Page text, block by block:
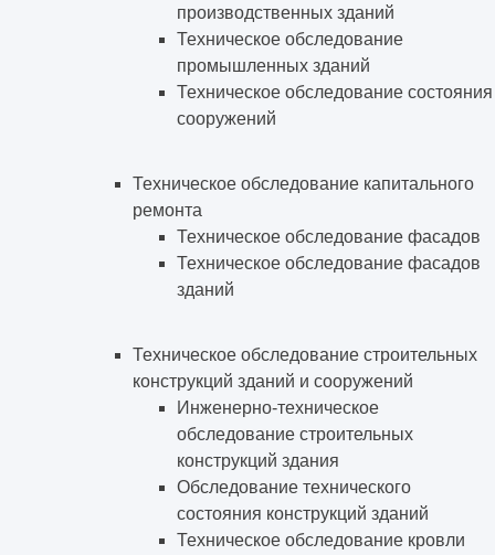
производственных зданий
Техническое обследование
промышленных зданий
Техническое обследование состояния
сооружений
Техническое обследование капитального
ремонта
Техническое обследование фасадов
Техническое обследование фасадов
зданий
Техническое обследование строительных
конструкций зданий и сооружений
Инженерно-техническое
обследование строительных
конструкций здания
Обследование технического
состояния конструкций зданий
Техническое обследование кровли